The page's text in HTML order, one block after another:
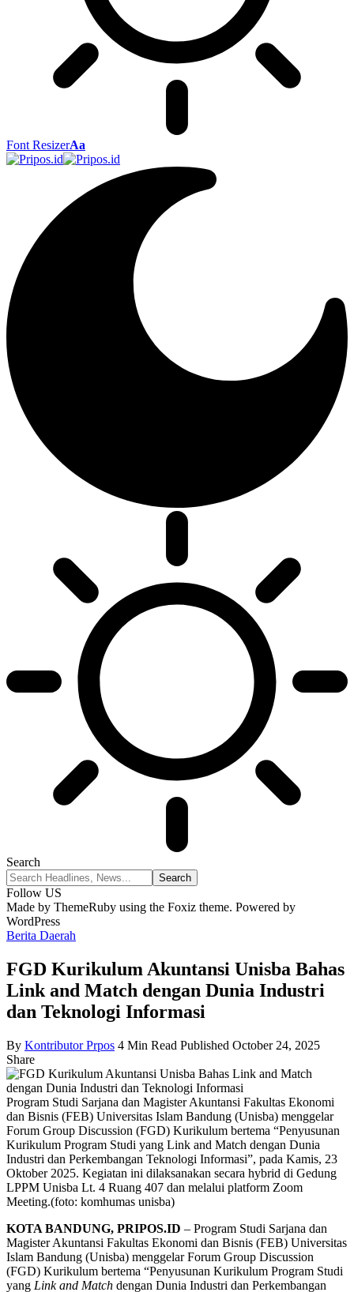
Font ResizerAa
Search
Follow US
Made by ThemeRuby using the Foxiz theme. Powered by
WordPress
Berita Daerah
FGD Kurikulum Akuntansi Unisba Bahas
Link and Match dengan Dunia Industri
dan Teknologi Informasi
By Kontributor Prpos 4 Min Read Published October 24, 2025
Share
Program Studi Sarjana dan Magister Akuntansi Fakultas Ekonomi
dan Bisnis (FEB) Universitas Islam Bandung (Unisba) menggelar
Forum Group Discussion (FGD) Kurikulum bertema “Penyusunan
Kurikulum Program Studi yang Link and Match dengan Dunia
Industri dan Perkembangan Teknologi Informasi”, pada Kamis, 23
Oktober 2025. Kegiatan ini dilaksanakan secara hybrid di Gedung
LPPM Unisba Lt. 4 Ruang 407 dan melalui platform Zoom
Meeting.(foto: komhumas unisba)
KOTA BANDUNG, PRIPOS.ID – Program Studi Sarjana dan
Magister Akuntansi Fakultas Ekonomi dan Bisnis (FEB) Universitas
Islam Bandung (Unisba) menggelar Forum Group Discussion
(FGD) Kurikulum bertema “Penyusunan Kurikulum Program Studi
yang Link and Match dengan Dunia Industri dan Perkembangan